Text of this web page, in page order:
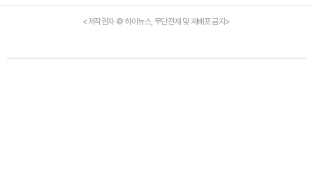
<저작권자 © 하이뉴스, 무단전재 및 재배포 금지>